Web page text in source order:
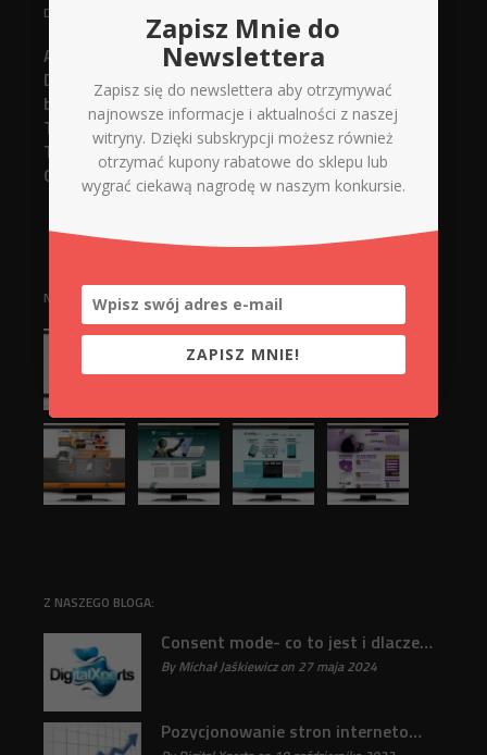
DANE KONTAKTOWE
Agencja Reklamowa
Digital Xperts
biuro@d-x.pl
Tel. 737748919 (strony www)
Tel. 737748918 (serwis + sklep)
Górnicza 12/14 lokal 005
NASZE REALIZACJE:
Z NASZEGO BLOGA:
Consent mode- co to jest i dlaczego jest ważne?
By Michał Jaśkiewicz on 27 maja 2024
Pozycjonowanie stron internetowych : Klucz do sukcesu online odkryty
Zapisz Mnie do
Newslettera
Zapisz się do newslettera aby otrzymywać
najnowsze informacje i aktualności z naszej
witryny. Dzięki subskrypcji możesz również
otrzymać kupony rabatowe do sklepu lub
wygrać ciekawą nagrodę w naszym konkursie.
ZAPISZ MNIE!